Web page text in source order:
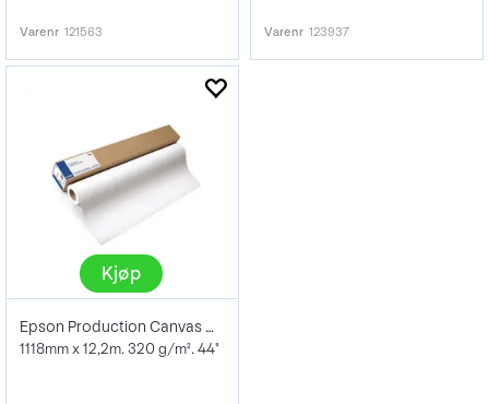
Varenr 121563 Varenr 123937
Kjøp
Epson Production Canvas Matte 44"
1118mm x 12,2m. 320 g/m². 44"